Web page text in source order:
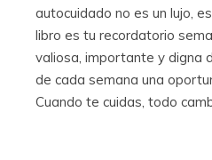
autocuidado no es un lujo,
libro es tu recordatorio
valiosa, importante y digna
de cada semana una
Cuando te cuidas, todo